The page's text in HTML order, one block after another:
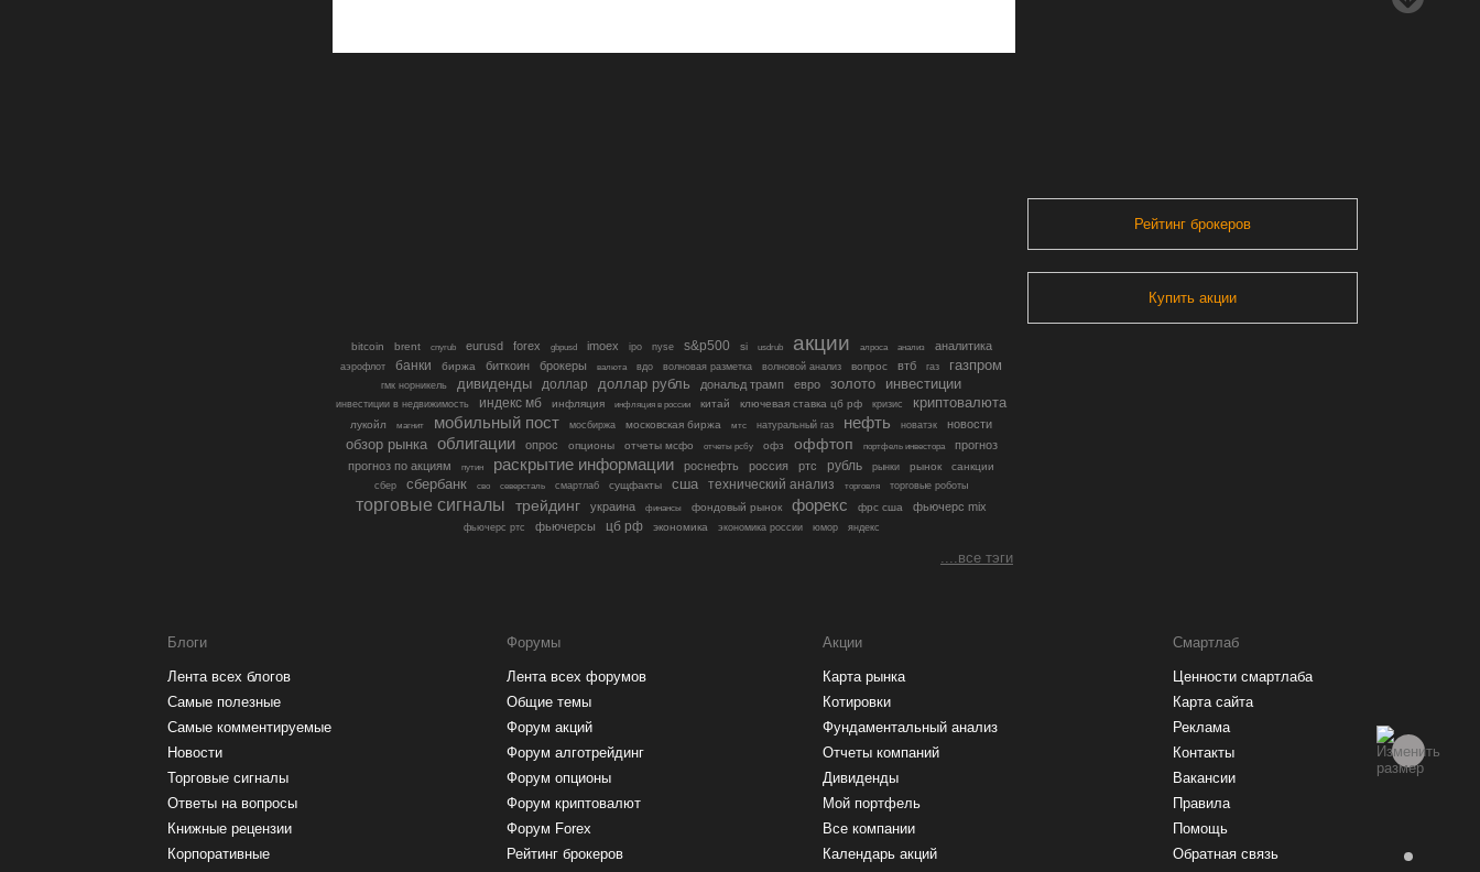
Рейтинг брокеров
Купить акции
bitcoin brent cnyrub eurusd forex gbpusd imoex ipo nyse s&p500 si usdrub акции алроса анализ аналитика
аэрофлот банки биржа биткоин брокеры валюта вдо волновая разметка волновой анализ вопрос втб газ газпром
гмк норникель дивиденды доллар доллар рубль дональд трамп евро золото инвестиции
инвестиции в недвижимость индекс мб инфляция инфляция в россии китай ключевая ставка цб рф кризис криптовалюта
лукойл магнит мобильный пост мосбиржа московская биржа мтс натуральный газ нефть новатэк новости
обзор рынка облигации опрос опционы отчеты мсфо отчеты рсбу офз оффтоп портфель инвестора
прогноз
прогноз по акциям
путин раскрытие информации роснефть россия ртс рубль рынки рынок санкции
сбер сбербанк сво северсталь смартлаб сущфакты сша технический анализ торговля торговые роботы
торговые сигналы трейдинг украина финансы фондовый рынок форекс фрс сша фьючерс mix
фьючерс ртс фьючерсы цб рф экономика экономика россии юмор яндекс
....все тэги
Блоги
Лента всех блогов
Самые полезные
Самые комментируемые
Новости
Торговые сигналы
Ответы на вопросы
Книжные рецензии
Корпоративные
Форумы
Лента всех форумов
Общие темы
Форум акций
Форум алготрейдинг
Форум опционы
Форум криптовалют
Форум Forex
Рейтинг брокеров
Акции
Карта рынка
Котировки
Фундаментальный анализ
Отчеты компаний
Дивиденды
Мой портфель
Все компании
Календарь акций
Смартлаб
Ценности смартлаба
Карта сайта
Реклама
Контакты
Вакансии
Правила
Помощь
Обратная связь